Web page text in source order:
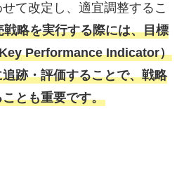
て改定し、適宜調整するこ
戦略を実行する際には、目標
Performance Indicator）
跡・評価することで、戦略
とも重要です。